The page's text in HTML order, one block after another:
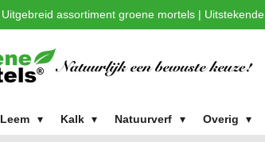
Uitgebreid assortiment groene mortels |
Leem Kalk Natuurverf Overig